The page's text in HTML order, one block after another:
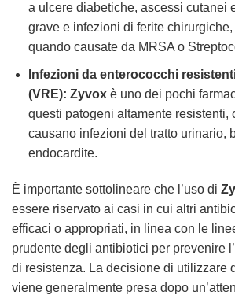
a ulcere diabetiche, ascessi cutanei
grave e infezioni di ferite
quando causate da MRSA o
Infezioni da enterococchi
(VRE): Zyvoxè uno dei pochi
questi patogeni altamente resistenti,
causano infezioni del tratto urinario,
endocardite.
È importante sottolineare che l’uso di
essere riservato ai casi in cui altri
efficaci o appropriati, in linea con le
prudente degli antibiotici per prevenire
di resistenza. La decisione di utilizzare
viene generalmente presa dopo